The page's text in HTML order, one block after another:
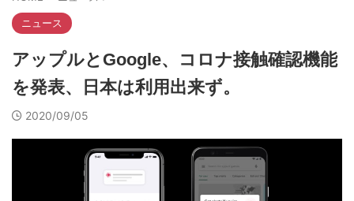
ニュース
アップルとGoogle、コロナ接触確認機能
を発表、日本は利用出来ず。
2020/09/05